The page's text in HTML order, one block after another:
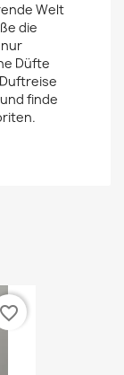
Welt
die
Düfte
finde
favorite_border